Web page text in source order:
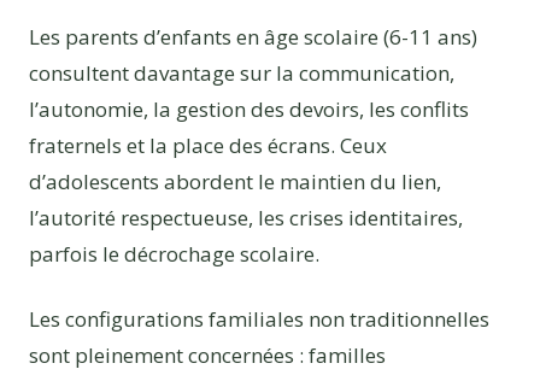
Les parents d’enfants en âge scolaire (6-11 ans)
consultent davantage sur la communication,
l’autonomie, la gestion des devoirs, les conflits
fraternels et la place des écrans. Ceux
d’adolescents abordent le maintien du lien,
l’autorité respectueuse, les crises identitaires,
parfois le décrochage scolaire.
Les configurations familiales non traditionnelles
sont pleinement concernées : familles